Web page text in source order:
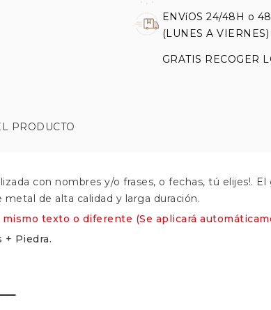
ENVíOS 24/48H o
(LUNES A VIERNES)
GRATIS RECOGER
PRODUCTO
con nombres y/o frases, o fechas, tú elijes!.
de alta calidad y larga duración.
texto o diferente (Se aplicará
+ Piedra.